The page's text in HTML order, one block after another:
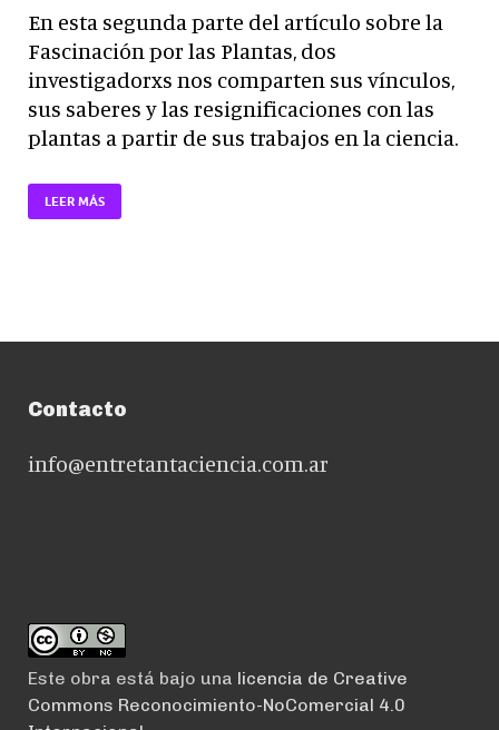
En esta segunda parte del artículo sobre la
Fascinación por las Plantas, dos
investigadorxs nos comparten sus vínculos,
sus saberes y las resignificaciones con las
plantas a partir de sus trabajos en la ciencia.
LEER MÁS
Contacto
info@entretantaciencia.com.ar
Este obra está bajo una licencia de Creative
Commons Reconocimiento-NoComercial 4.0